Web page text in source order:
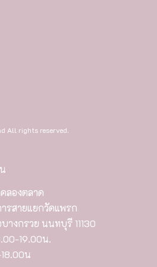
All rights reserved.
ลองตลาด
รสายแยกวัดแพรก
างกรวย นนทบุรี 11130
19.00น.
น